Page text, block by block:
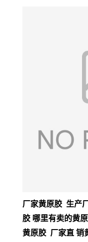
厂家黄原胶 生产
胶 哪里有卖的黄
黄原胶 厂家直 销